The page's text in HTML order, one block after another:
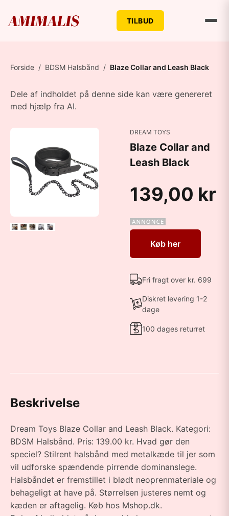
TILBUD
Forside / BDSM Halsbånd / Blaze Collar and Leash Black
Dele af indholdet på denne side kan være genereret
med hjælp fra AI.
DREAM TOYS
Blaze Collar and
Leash Black
139,00 kr
Køb her
Fri fragt over kr. 699
Diskret levering 1-2
dage
100 dages returret
Beskrivelse
Dream Toys Blaze Collar and Leash Black. Kategori:
BDSM Halsbånd. Pris: 139.00 kr. Hvad gør den
speciel? Stilrent halsbånd med metalkæde til jer som
vil udforske spændende pirrende dominanslege.
Halsbåndet er fremstillet i blødt neoprenmateriale og
behageligt at have på. Størrelsen justeres nemt og
kæden er aftagelig. Køb hos Mshop.dk.